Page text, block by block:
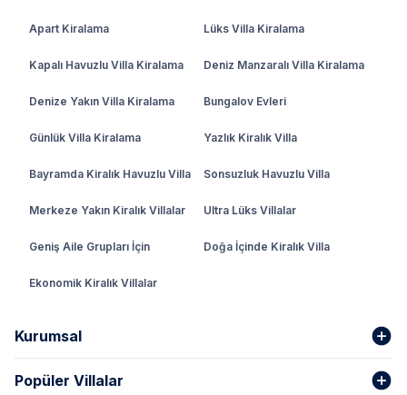
Apart Kiralama Lüks Villa Kiralama
Kapalı Havuzlu Villa Kiralama Deniz Manzaralı Villa Kiralama
Denize Yakın Villa Kiralama Bungalov Evleri
Günlük Villa Kiralama Yazlık Kiralık Villa
Bayramda Kiralık Havuzlu Villa Sonsuzluk Havuzlu Villa
Merkeze Yakın Kiralık Villalar Ultra Lüks Villalar
Geniş Aile Grupları İçin Doğa İçinde Kiralık Villa
Ekonomik Kiralık Villalar
Kurumsal
Hakkımızda
Popüler Villalar